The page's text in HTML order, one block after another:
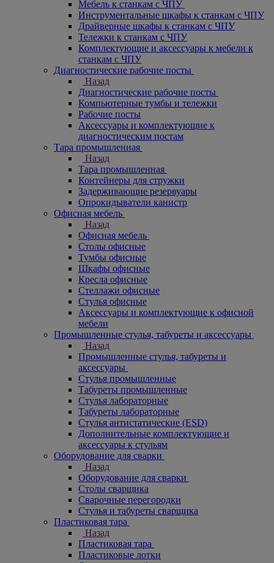
Мебель к станкам с ЧПУ
Инструментальные шкафы к станкам с ЧПУ
Драйверные шкафы к станкам с ЧПУ
Тележки к станкам с ЧПУ
Комплектующие и аксессуары к мебели к
станкам с ЧПУ
Диагностические рабочие посты
Назад
Диагностические рабочие посты
Компьютерные тумбы и тележки
Рабочие посты
Аксессуары и комплектующие к
диагностическим постам
Тара промышленная
Назад
Тара промышленная
Контейнеры для стружки
Задерживающие резервуары
Опрокидыватели канистр
Офисная мебель
Назад
Офисная мебель
Столы офисные
Тумбы офисные
Шкафы офисные
Кресла офисные
Стеллажи офисные
Стулья офисные
Аксессуары и комплектующие к офисной
мебели
Промышленные стулья, табуреты и аксессуары
Назад
Промышленные стулья, табуреты и
аксессуары
Стулья промышленные
Табуреты промышленные
Стулья лабораторные
Табуреты лабораторные
Стулья антистатические (ESD)
Дополнительные комплектующие и
аксессуары к стульям
Оборудование для сварки
Назад
Оборудование для сварки
Столы сварщика
Сварочные перегородки
Стулья и табуреты сварщика
Пластиковая тара
Назад
Пластиковая тара
Пластиковые лотки